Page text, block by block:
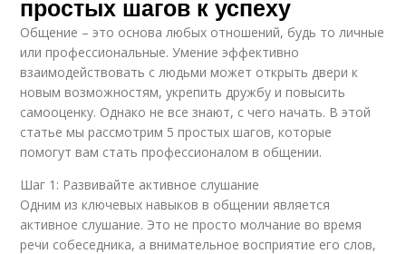
простых шагов к успеху
Общение – это основа любых отношений, будь то личные
или профессиональные. Умение эффективно
взаимодействовать с людьми может открыть двери к
новым возможностям, укрепить дружбу и повысить
самооценку. Однако не все знают, с чего начать. В этой
статье мы рассмотрим 5 простых шагов, которые
помогут вам стать профессионалом в общении.
Шаг 1: Развивайте активное слушание
Одним из ключевых навыков в общении является
активное слушание. Это не просто молчание во время
речи собеседника, а внимательное восприятие его слов,